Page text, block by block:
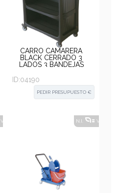
CARRO CAMARERA
BLACK CERRADO 3
LADOS 3 BANDEJAS
ID:04190
PEDIR PRESUPUESTO €
VER ALTERNATIVAS N.I. VER